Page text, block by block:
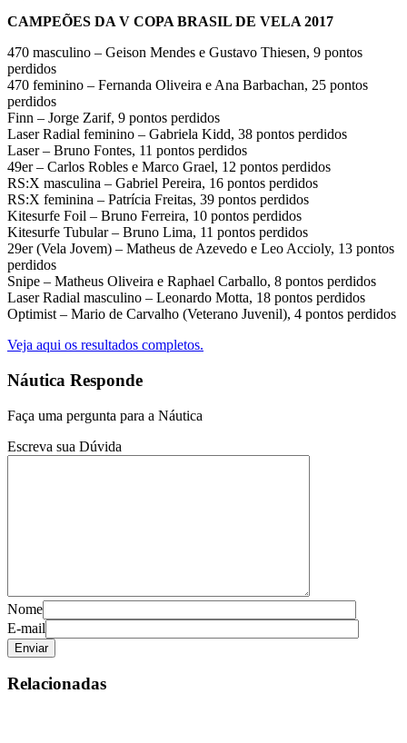
CAMPEÕES DA V COPA BRASIL DE VELA 2017
470 masculino – Geison Mendes e Gustavo Thiesen, 9 pontos
perdidos
470 feminino – Fernanda Oliveira e Ana Barbachan, 25 pontos
perdidos
Finn – Jorge Zarif, 9 pontos perdidos
Laser Radial feminino – Gabriela Kidd, 38 pontos perdidos
Laser – Bruno Fontes, 11 pontos perdidos
49er – Carlos Robles e Marco Grael, 12 pontos perdidos
RS:X masculina – Gabriel Pereira, 16 pontos perdidos
RS:X feminina – Patrícia Freitas, 39 pontos perdidos
Kitesurfe Foil – Bruno Ferreira, 10 pontos perdidos
Kitesurfe Tubular – Bruno Lima, 11 pontos perdidos
29er (Vela Jovem) – Matheus de Azevedo e Leo Accioly, 13 pontos
perdidos
Snipe – Matheus Oliveira e Raphael Carballo, 8 pontos perdidos
Laser Radial masculino – Leonardo Motta, 18 pontos perdidos
Optimist – Mario de Carvalho (Veterano Juvenil), 4 pontos perdidos
Veja aqui os resultados completos.
Náutica Responde
Faça uma pergunta para a Náutica
Escreva sua Dúvida
Nome
E-mail
Relacionadas